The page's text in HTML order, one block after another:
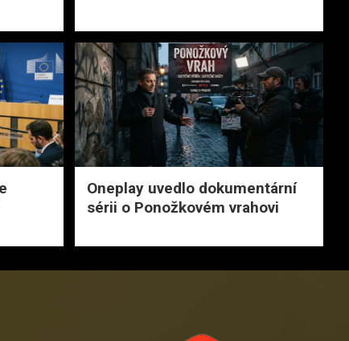
Oneplay uvedlo dokumentární
sérii o Ponožkovém vrahovi